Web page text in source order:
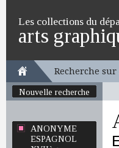
Les collections du
arts
Recherche sur
Nouvelle recherche
ANONYME
ESPAGNOL